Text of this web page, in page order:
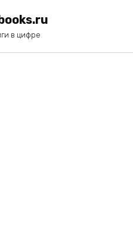
в цифре